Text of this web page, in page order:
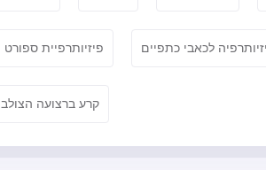
לכאבי כתפיים פיזיותרפיית ספורט
קרע ברצועה